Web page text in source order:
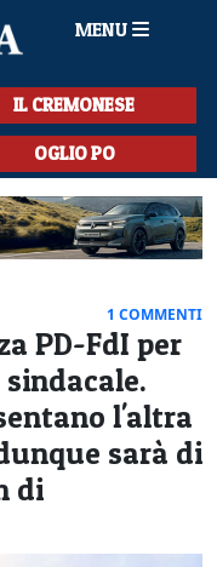
MENU
IL CREMONESE
OGLIO PO
1 COMMENTI
PD-FdI per
l'altra
sarà di
di